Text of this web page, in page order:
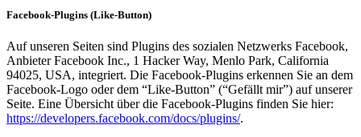
Facebook-Plugins (Like-Button)
Auf unseren Seiten sind Plugins des sozialen Netzwerks Facebook,
Anbieter Facebook Inc., 1 Hacker Way, Menlo Park, California
94025, USA, integriert. Die Facebook-Plugins erkennen Sie an dem
Facebook-Logo oder dem “Like-Button” (“Gefällt mir”) auf unserer
Seite. Eine Übersicht über die Facebook-Plugins finden Sie hier:
https://developers.facebook.com/docs/plugins/.